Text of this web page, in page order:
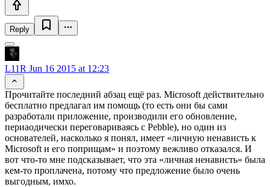
Reply
L11R Jun 16 2015 at 12:23
Прочитайте последний абзац ещё раз. Microsoft действительно
бесплатно предлагал им помощь (то есть они бы сами
разработали приложение, производили его обновление,
периаодически переговариваясь с Pebble), но один из
основателей, насколько я понял, имеет «личную ненависть к
Microsoft и его поприщам» и поэтому вежливо отказался. И
вот что-то мне подсказывает, что эта «личная ненависть» была
кем-то проплачена, потому что предложение было очень
выгодным, имхо.